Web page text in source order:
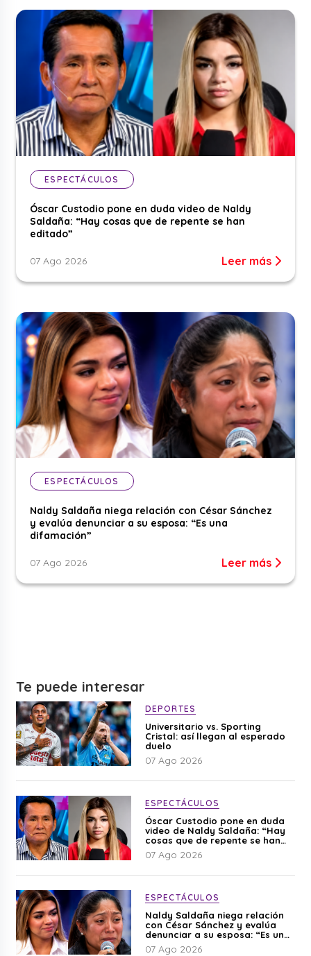
ESPECTÁCULOS
Óscar Custodio pone en duda video de Naldy
Saldaña: “Hay cosas que de repente se han
editado”
07 Ago 2026 Leer más
ESPECTÁCULOS
Naldy Saldaña niega relación con César Sánchez
y evalúa denunciar a su esposa: “Es una
difamación”
07 Ago 2026 Leer más
Te puede interesar
DEPORTES
Universitario vs. Sporting
Cristal: así llegan al esperado
duelo
07 Ago 2026
ESPECTÁCULOS
Óscar Custodio pone en duda
video de Naldy Saldaña: “Hay
cosas que de repente se han
editado”
07 Ago 2026
ESPECTÁCULOS
Naldy Saldaña niega relación
con César Sánchez y evalúa
denunciar a su esposa: “Es una
difamación”
07 Ago 2026